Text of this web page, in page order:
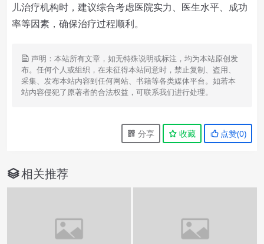
儿治疗机构时，建议综合考虑医院实力、医生水平、成功
率等因素，确保治疗过程顺利。
声明：本站所有文章，如无特殊说明或标注，均为本站原创发
布。任何个人或组织，在未征得本站同意时，禁止复制、盗用、
采集、发布本站内容到任何网站、书籍等各类媒体平台。如若本
站内容侵犯了原著者的合法权益，可联系我们进行处理。
分享 收藏 点赞(0)
相关推荐